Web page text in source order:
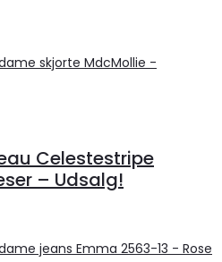
Celestestripe
– Udsalg!